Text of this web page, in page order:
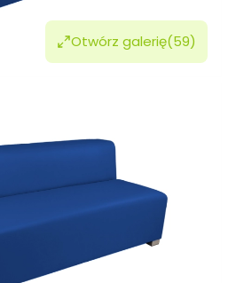
Otwórz galerię(59)